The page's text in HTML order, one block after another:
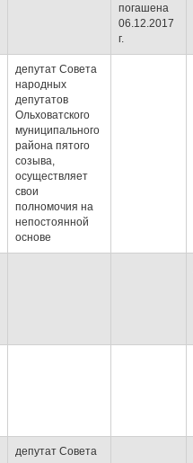
погашена
06.12.2017
г.
депутат Совета
народных
депутатов
Ольховатского
муниципального
района пятого
созыва,
осуществляет
свои
полномочия на
непостоянной
основе
депутат Совета